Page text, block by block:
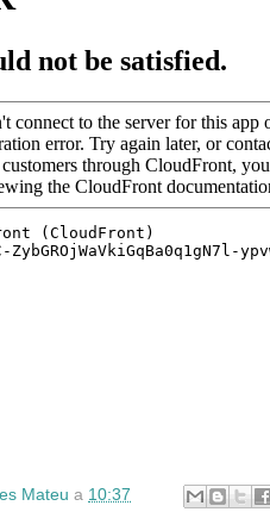
Mateu a 10:37